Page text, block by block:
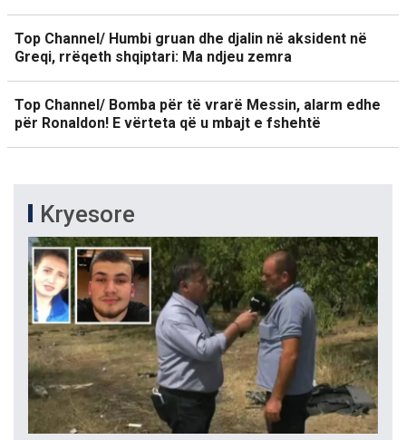
Top Channel/ Humbi gruan dhe djalin në aksident në
Greqi, rrëqeth shqiptari: Ma ndjeu zemra
Top Channel/ Bomba për të vrarë Messin, alarm edhe
për Ronaldon! E vërteta që u mbajt e fshehtë
Kryesore